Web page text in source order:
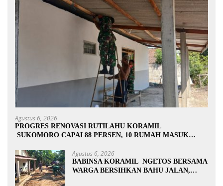
Agustus 6, 2026
PROGRES RENOVASI RUTILAHU KORAMIL
SUKOMORO CAPAI 88 PERSEN, 10 RUMAH MASUK
Agustus 6, 2026
BABINSA KORAMIL NGETOS BERSAMA
WARGA BERSIHKAN BAHU JALAN,